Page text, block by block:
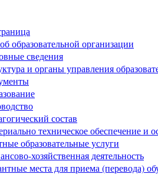
образовательной организации
сведения
и органы управления
состав
техническое обеспечение и
образовательные услуги
хозяйственная деятельность
места для приема (перевода)